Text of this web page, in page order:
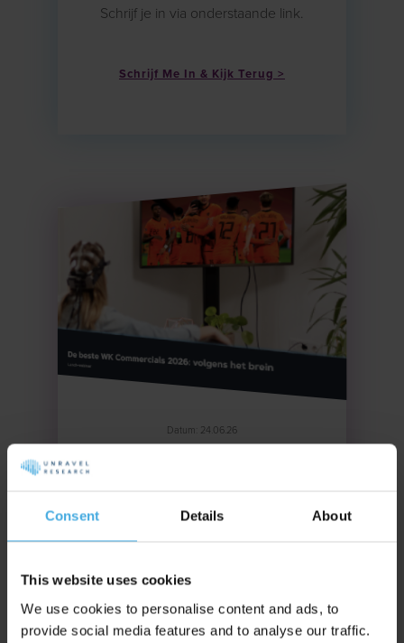
Consent Details About
This website uses cookies
We use cookies to personalise content and ads, to
provide social media features and to analyse our traffic.
Schrijf je in via onderstaande link.
Schrijf Me In & Kijk Terug
Datum: 24.06.26
Commercial
Deze webinar is vanaf nu terug te kijken!